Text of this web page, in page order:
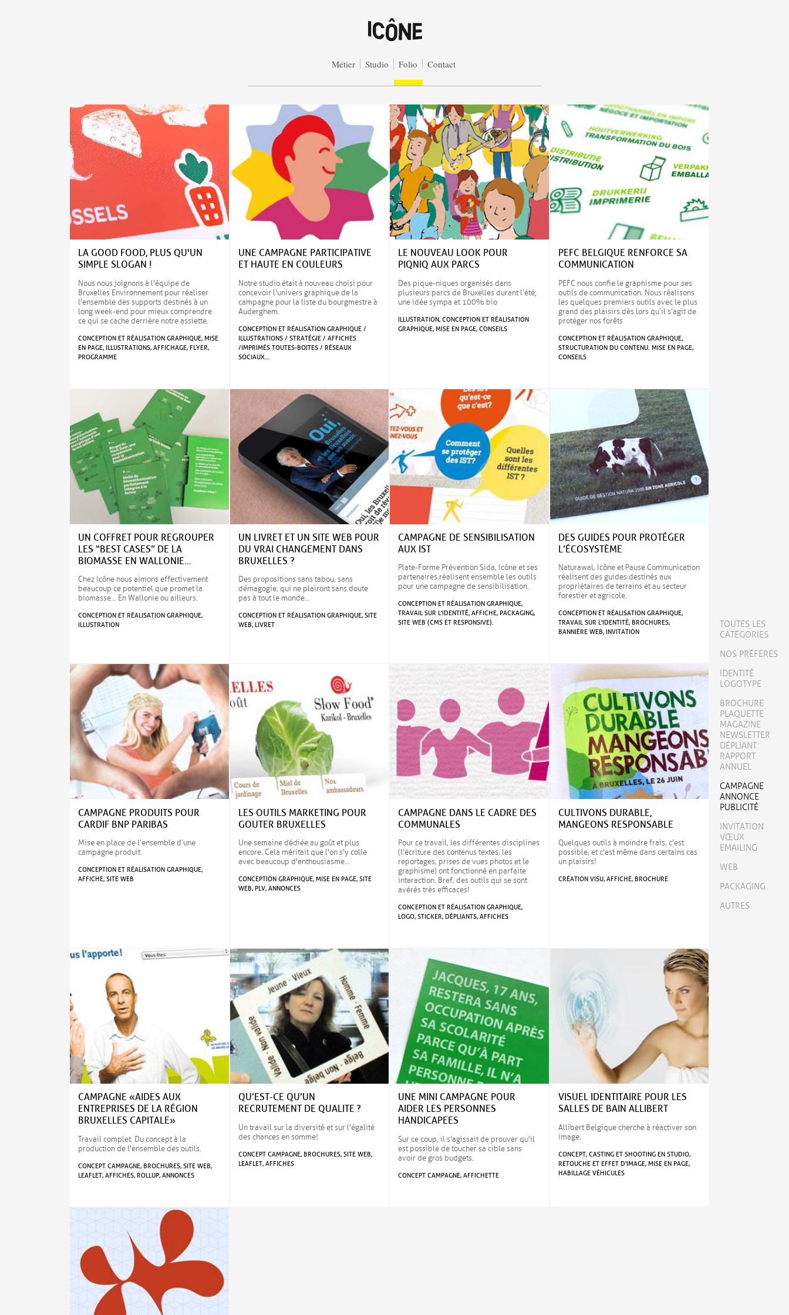
Métier Studio Folio Contact
LA GOOD FOOD, PLUS QU'UN
SIMPLE SLOGAN !
Nous nous joignons à l'équipe de
Bruxelles Environnement pour réaliser
l'ensemble des supports destinés à un
long week-end pour mieux comprendre
ce qui se cache derrière notre assiette.
CONCEPTION ET RÉALISATION GRAPHIQUE, MISE
EN PAGE, ILLUSTRATIONS, AFFICHAGE, FLYER,
PROGRAMME
UNE CAMPAGNE PARTICIPATIVE
ET HAUTE EN COULEURS
Notre studio était à nouveau choisi pour
concevoir l'univers graphique de la
campagne pour la liste du bourgmestre à
Auderghem.
CONCEPTION ET RÉALISATION GRAPHIQUE /
ILLUSTRATIONS / STRATÉGIE / AFFICHES
/IMPRIMÉS TOUTES-BOITES / RÉSEAUX
SOCIAUX…
LE NOUVEAU LOOK POUR
PIQNIQ AUX PARCS
Des pique-niques organisés dans
plusieurs parcs de Bruxelles durant l’été;
une idée sympa et 100% bio
ILLUSTRATION, CONCEPTION ET RÉALISATION
GRAPHIQUE, MISE EN PAGE, CONSEILS
PEFC BELGIQUE RENFORCE SA
COMMUNICATION
PEFC nous confie le graphisme pour ses
outils de communication. Nous réalisons
les quelques premiers outils avec le plus
grand des plaisirs dès lors qu’il s’agit de
protéger nos forêts
CONCEPTION ET RÉALISATION GRAPHIQUE,
STRUCTURATION DU CONTENU. MISE EN PAGE,
CONSEILS
UN COFFRET POUR REGROUPER
LES “BEST CASES” DE LA
BIOMASSE EN WALLONIE…
Chez Icône nous aimons effectivement
beaucoup ce potentiel que promet la
biomasse… En Wallonie ou ailleurs.
CONCEPTION ET RÉALISATION GRAPHIQUE,
ILLUSTRATION
UN LIVRET ET UN SITE WEB POUR
DU VRAI CHANGEMENT DANS
BRUXELLES ?
Des propositions sans tabou, sans
démagogie, qui ne plairont sans doute
pas à tout le monde…
CONCEPTION ET RÉALISATION GRAPHIQUE, SITE
WEB, LIVRET
CAMPAGNE DE SENSIBILISATION
AUX IST
Plate-Forme Prévention Sida, Icône et ses
partenaires réalisent ensemble les outils
pour une campagne de sensibilisation.
CONCEPTION ET RÉALISATION GRAPHIQUE,
TRAVAIL SUR L'IDENTITÉ, AFFICHE, PACKAGING,
SITE WEB (CMS ET RESPONSIVE).
DES GUIDES POUR PROTÉGER
L’ÉCOSYSTÈME
Naturawal, Icône et Pause Communication
réalisent des guides destinés aux
propriétaires de terrains et au secteur
forestier et agricole.
CONCEPTION ET RÉALISATION GRAPHIQUE,
TRAVAIL SUR L'IDENTITÉ, BROCHURES,
BANNIÈRE WEB, INVITATION
CAMPAGNE PRODUITS POUR
CARDIF BNP PARIBAS
Mise en place de l’ensemble d’une
campagne produit.
CONCEPTION ET RÉALISATION GRAPHIQUE,
AFFICHE, SITE WEB
LES OUTILS MARKETING POUR
GOUTER BRUXELLES
Une semaine dédiée au goût et plus
encore. Cela méritait que l'on s'y colle
avec beaucoup d'enthousiasme…
CONCEPTION GRAPHIQUE, MISE EN PAGE, SITE
WEB, PLV, ANNONCES
CAMPAGNE DANS LE CADRE DES
COMMUNALES
Pour ce travail, les différentes disciplines
(l’écriture des contenus textes, les
reportages, prises de vues photos et le
graphisme) ont fonctionné en parfaite
interaction. Bref, des outils qui se sont
avérés très efficaces!
CONCEPTION ET RÉALISATION GRAPHIQUE,
LOGO, STICKER, DÉPLIANTS, AFFICHES
CULTIVONS DURABLE,
MANGEONS RESPONSABLE
Quelques outils à moindre frais, c'est
possible, et c'est même dans certains cas
un plaisirs!
CRÉATION VISU, AFFICHE, BROCHURE
CAMPAGNE «AIDES AUX
ENTREPRISES DE LA RÉGION
BRUXELLES CAPITALE»
Travail complet. Du concept à la
production de l'ensemble des outils.
CONCEPT CAMPAGNE, BROCHURES, SITE WEB,
LEAFLET, AFFICHES, ROLLUP, ANNONCES
QU’EST-CE QU’UN
RECRUTEMENT DE QUALITE ?
Un travail sur la diversité et sur l'égalité
des chances en somme!
CONCEPT CAMPAGNE, BROCHURES, SITE WEB,
LEAFLET, AFFICHES
UNE MINI CAMPAGNE POUR
AIDER LES PERSONNES
HANDICAPEES
Sur ce coup, il s'agissait de prouver qu'il
est possible de toucher sa cible sans
avoir de gros budgets.
CONCEPT CAMPAGNE, AFFICHETTE
VISUEL IDENTITAIRE POUR LES
SALLES DE BAIN ALLIBERT
Allibert Belgique cherche à réactiver son
image.
CONCEPT, CASTING ET SHOOTING EN STUDIO,
RETOUCHE ET EFFET D'IMAGE, MISE EN PAGE,
HABILLAGE VÉHICULES
TOUTES LES
CATÉGORIES
NOS PRÉFÉRÉS
IDENTITÉ
LOGOTYPE
BROCHURE
PLAQUETTE
MAGAZINE
NEWSLETTER
DÉPLIANT
RAPPORT
ANNUEL
CAMPAGNE
ANNONCE
PUBLICITÉ
INVITATION
VŒUX
EMAILING
WEB
PACKAGING
AUTRES